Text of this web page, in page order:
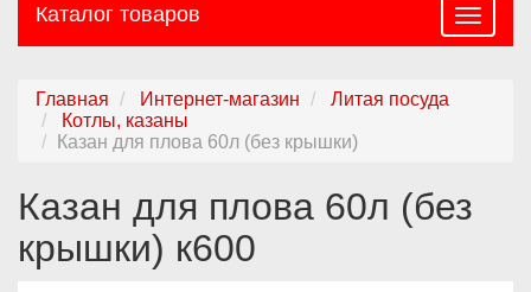
Каталог товаров
Главная Интернет-магазин
Литая посуда
Котлы, казаны
Казан для плова 60л (без крышки)
Казан для плова 60л (без
крышки) к600